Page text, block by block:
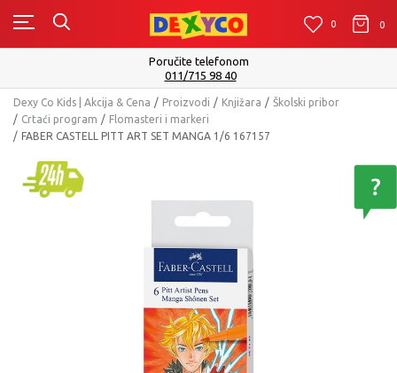
0 0 0
Poručite telefonom
011/715 98 40
Dexy Co Kids | Akcija & Cena Proizvodi Knjižara
Školski pribor
Crtaći program
Flomasteri i markeri
FABER CASTELL PITT ART SET MANGA 1/6 167157